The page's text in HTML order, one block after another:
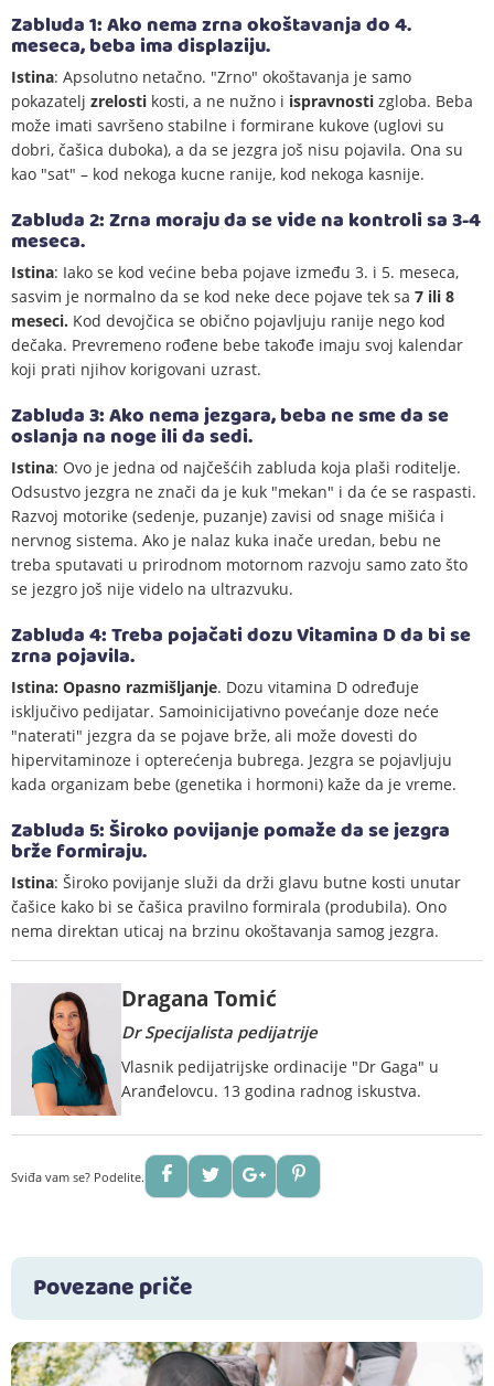
Zabluda 1: Ako nema zrna okoštavanja do 4.
meseca, beba ima displaziju.
Istina: Apsolutno netačno. "Zrno" okoštavanja je samo
pokazatelj zrelosti kosti, a ne nužno i ispravnosti zgloba. Beba
može imati savršeno stabilne i formirane kukove (uglovi su
dobri, čašica duboka), a da se jezgra još nisu pojavila. Ona su
kao "sat" – kod nekoga kucne ranije, kod nekoga kasnije.
Zabluda 2: Zrna moraju da se vide na kontroli sa 3-4
meseca.
Istina: Iako se kod većine beba pojave između 3. i 5. meseca,
sasvim je normalno da se kod neke dece pojave tek sa 7 ili 8
meseci. Kod devojčica se obično pojavljuju ranije nego kod
dečaka. Prevremeno rođene bebe takođe imaju svoj kalendar
koji prati njihov korigovani uzrast.
Zabluda 3: Ako nema jezgara, beba ne sme da se
oslanja na noge ili da sedi.
Istina: Ovo je jedna od najčešćih zabluda koja plaši roditelje.
Odsustvo jezgra ne znači da je kuk "mekan" i da će se raspasti.
Razvoj motorike (sedenje, puzanje) zavisi od snage mišića i
nervnog sistema. Ako je nalaz kuka inače uredan, bebu ne
treba sputavati u prirodnom motornom razvoju samo zato što
se jezgro još nije videlo na ultrazvuku.
Zabluda 4: Treba pojačati dozu Vitamina D da bi se
zrna pojavila.
Istina: Opasno razmišljanje. Dozu vitamina D određuje
isključivo pedijatar. Samoinicijativno povećanje doze neće
"naterati" jezgra da se pojave brže, ali može dovesti do
hipervitaminoze i opterećenja bubrega. Jezgra se pojavljuju
kada organizam bebe (genetika i hormoni) kaže da je vreme.
Zabluda 5: Široko povijanje pomaže da se jezgra
brže formiraju.
Istina: Široko povijanje služi da drži glavu butne kosti unutar
čašice kako bi se čašica pravilno formirala (produbila). Ono
nema direktan uticaj na brzinu okoštavanja samog jezgra.
Dragana Tomić
Dr Specijalista pedijatrije
Vlasnik pedijatrijske ordinacije "Dr Gaga" u
Aranđelovcu. 13 godina radnog iskustva.
Sviđa vam se? Podelite.
Povezane priče